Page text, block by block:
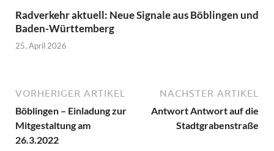
Radverkehr aktuell: Neue Signale aus Böblingen und
Baden-Württemberg
25. April 2026
VORHERIGER ARTIKEL
Böblingen – Einladung zur
Mitgestaltung am
26.3.2022
NÄCHSTER ARTIKEL
Antwort Antwort auf die
Stadtgrabenstraße